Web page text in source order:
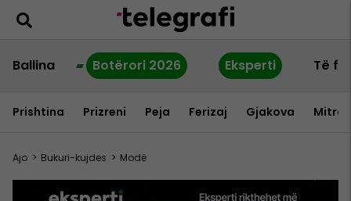
Ballina Botërori 2026 Eksperti Të
Prishtina Prizreni Peja Ferizaj Gjakova
Ajo > Bukuri-kujdes > Modë